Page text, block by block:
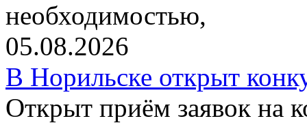
необходимостью,
05.08.2026
В Норильске открыт
Открыт приём заявок на